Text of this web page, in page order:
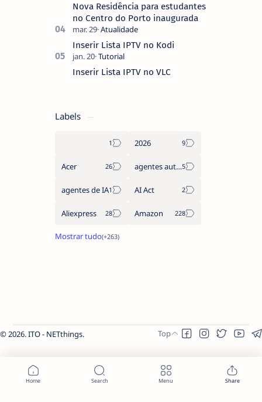
Nova Residência para estudantes
no Centro do Porto inaugurada
Inserir Lista IPTV no Kodi
Inserir Lista IPTV no VLC
Labels
2026
Acer agentes autónomos
agentes de IA AI Act
Aliexpress Amazon
2026.ITO - NETthings.